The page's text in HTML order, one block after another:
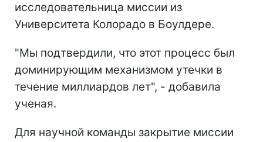
исследовательница миссии из
Университета Колорадо в Боулдере.
"Мы подтвердили, что этот процесс был
доминирующим механизмом утечки в
течение миллиардов лет", - добавила
ученая.
Для научной команды закрытие миссии